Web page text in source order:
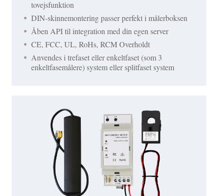
tovejsfunktion
DIN-skinnemontering passer perfekt i målerboksen
Åben API til integration med din egen server
CE, FCC, UL, RoHs, RCM Overholdt
Anvendes i trefaset eller enkeltfaset (som 3
enkeltfasemålere) system eller splitfaset system